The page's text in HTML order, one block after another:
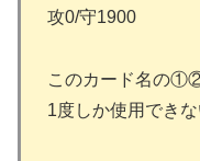
攻0/守1900
このカード名の
1度しか使用できな